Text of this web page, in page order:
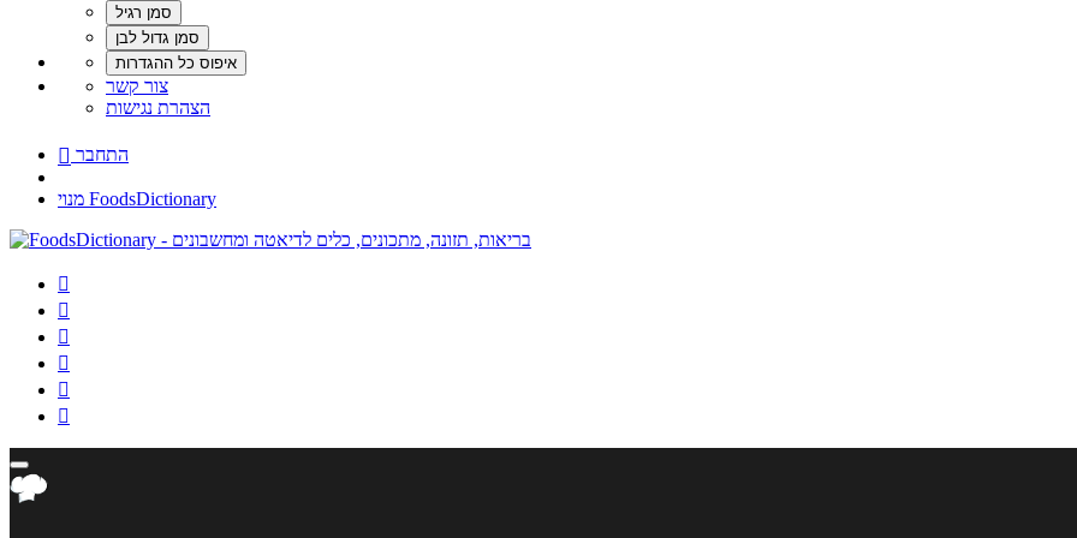
צור קשר
הצהרת נגישות
 התחבר
מנוי FoodsDictionary





